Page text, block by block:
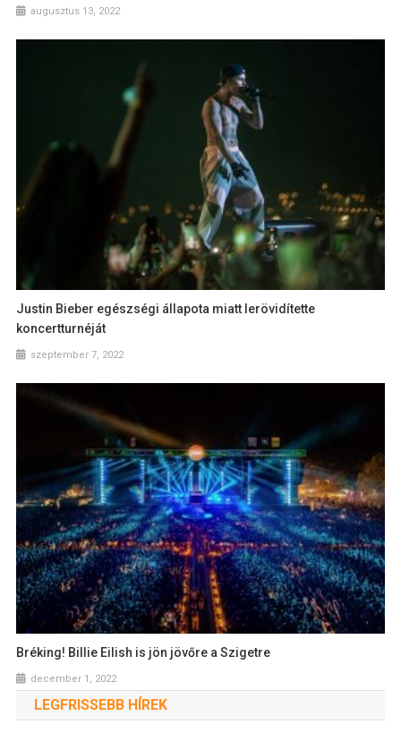
augusztus 13, 2022
Justin Bieber egészségi állapota miatt lerövidítette
koncertturnéját
szeptember 7, 2022
Bréking! Billie Eilish is jön jövőre a Szigetre
december 1, 2022
LEGFRISSEBB HÍREK